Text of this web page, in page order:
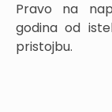
Pravo na
godina od
pristojbu.